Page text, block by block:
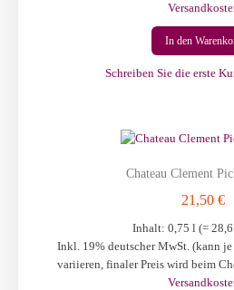
In den
Schreiben Sie die erste
Chateau Clement
21,50 €
Inhalt: 0,75 l (=
Inkl. 19% deutscher MwSt. (kann
variieren, finaler Preis wird beim